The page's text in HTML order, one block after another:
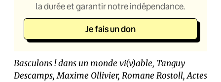
la durée et garantir notre indépendance.
Je fais un don
Basculons ! dans un monde vi(v)able, Tanguy
Descamps, Maxime Ollivier, Romane Rostoll, Actes